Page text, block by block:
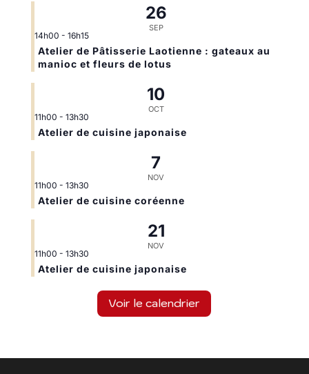
26
SEP
14h00 - 16h15
Atelier de Pâtisserie Laotienne : gateaux au
manioc et fleurs de lotus
10
OCT
11h00 - 13h30
Atelier de cuisine japonaise
7
NOV
11h00 - 13h30
Atelier de cuisine coréenne
21
NOV
11h00 - 13h30
Atelier de cuisine japonaise
Voir le calendrier